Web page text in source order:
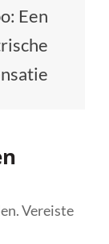
Een
Vereiste